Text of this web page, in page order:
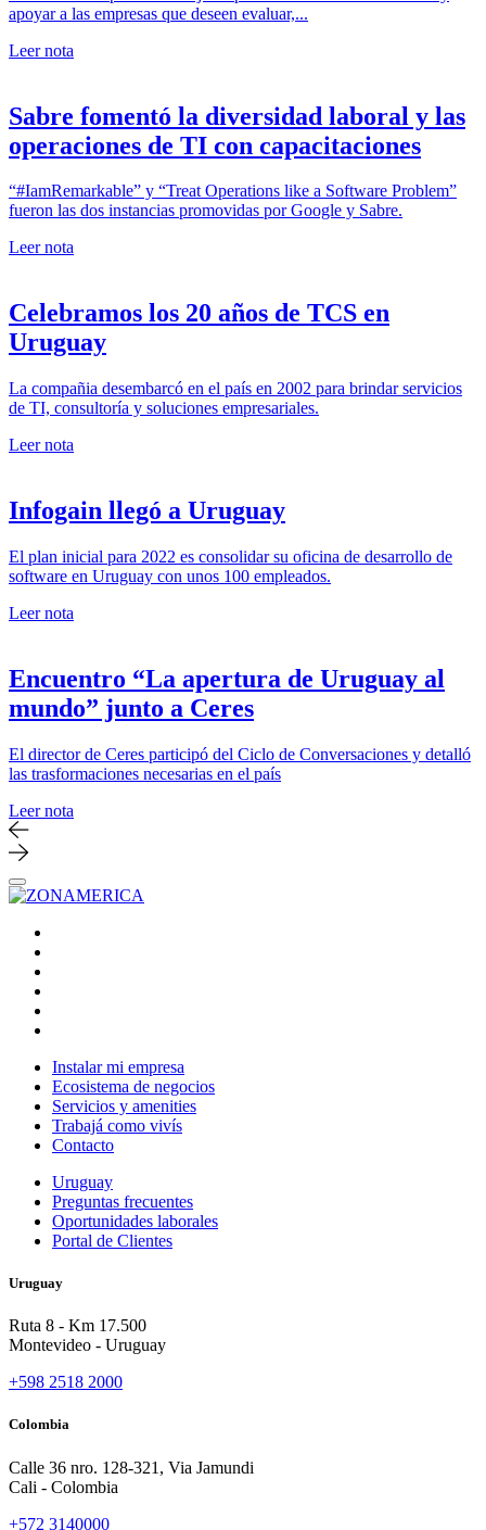
apoyar a las empresas que deseen evaluar,...
Leer nota
Sabre fomentó la diversidad laboral y las
operaciones de TI con capacitaciones
“#IamRemarkable” y “Treat Operations like a Software Problem”
fueron las dos instancias promovidas por Google y Sabre.
Leer nota
Celebramos los 20 años de TCS en
Uruguay
La compañia desembarcó en el país en 2002 para brindar servicios
de TI, consultoría y soluciones empresariales.
Leer nota
Infogain llegó a Uruguay
El plan inicial para 2022 es consolidar su oficina de desarrollo de
software en Uruguay con unos 100 empleados.
Leer nota
Encuentro “La apertura de Uruguay al
mundo” junto a Ceres
El director de Ceres participó del Ciclo de Conversaciones y detalló
las trasformaciones necesarias en el país
Leer nota
Instalar mi empresa
Ecosistema de negocios
Servicios y amenities
Trabajá como vivís
Contacto
Uruguay
Preguntas frecuentes
Oportunidades laborales
Portal de Clientes
Uruguay
Ruta 8 - Km 17.500
Montevideo - Uruguay
+598 2518 2000
Colombia
Calle 36 nro. 128-321, Via Jamundi
Cali - Colombia
+572 3140000